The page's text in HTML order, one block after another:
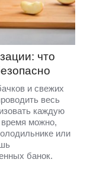
что
и свежих
весь
каждую
время можно,
или
банок.